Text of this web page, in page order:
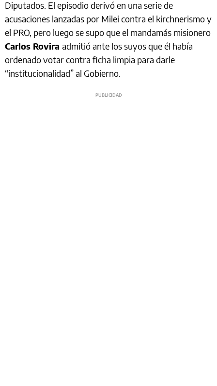
Diputados. El episodio derivó en una serie de
acusaciones lanzadas por Milei contra el kirchnerismo y
el PRO, pero luego se supo que el mandamás misionero
Carlos Rovira admitió ante los suyos que él había
ordenado votar contra ficha limpia para darle
“institucionalidad” al Gobierno.